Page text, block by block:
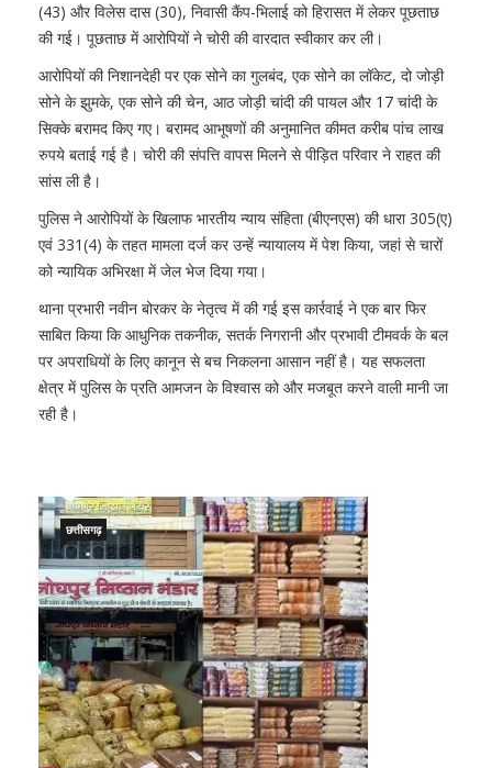
(43) और विलेस दास (30), निवासी कैंप-भिलाई को हिरासत में लेकर पूछताछ
की गई। पूछताछ में आरोपियों ने चोरी की वारदात स्वीकार कर ली।
आरोपियों की निशानदेही पर एक सोने का गुलबंद, एक सोने का लॉकेट, दो जोड़ी
सोने के झुमके, एक सोने की चेन, आठ जोड़ी चांदी की पायल और 17 चांदी के
सिक्के बरामद किए गए। बरामद आभूषणों की अनुमानित कीमत करीब पांच लाख
रुपये बताई गई है। चोरी की संपत्ति वापस मिलने से पीड़ित परिवार ने राहत की
सांस ली है।
पुलिस ने आरोपियों के खिलाफ भारतीय न्याय संहिता (बीएनएस) की धारा 305(ए)
एवं 331(4) के तहत मामला दर्ज कर उन्हें न्यायालय में पेश किया, जहां से चारों
को न्यायिक अभिरक्षा में जेल भेज दिया गया।
थाना प्रभारी नवीन बोरकर के नेतृत्व में की गई इस कार्रवाई ने एक बार फिर
साबित किया कि आधुनिक तकनीक, सतर्क निगरानी और प्रभावी टीमवर्क के बल
पर अपराधियों के लिए कानून से बच निकलना आसान नहीं है। यह सफलता
क्षेत्र में पुलिस के प्रति आमजन के विश्वास को और मजबूत करने वाली मानी जा
रही है।
छत्तीसगढ़